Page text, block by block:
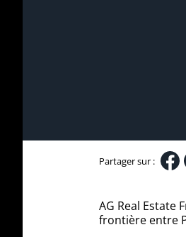
Partager sur :
AG Real Estate
frontière entre